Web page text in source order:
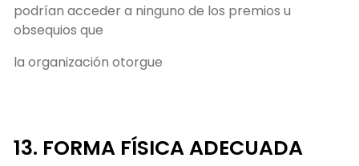
podrían acceder a ninguno de los premios u
obsequios que
la organización otorgue
13. FORMA FÍSICA ADECUADA